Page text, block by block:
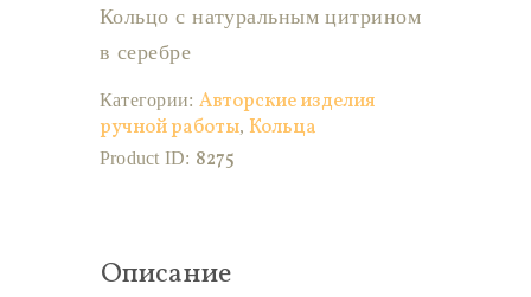
Кольцо с натуральным цитрином
в серебре
Категории: Авторские изделия
ручной работы, Кольца
Product ID: 8275
Описание